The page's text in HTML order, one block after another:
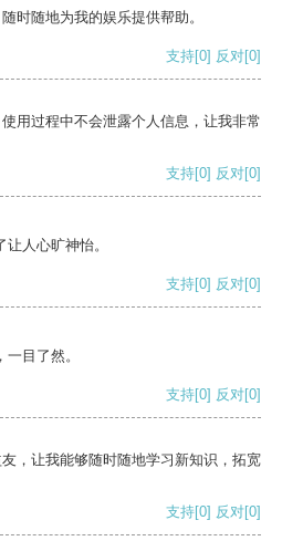
时随地为我的娱乐提供帮助。
支持[0] 反对[0]
用过程中不会泄露个人信息，让我非常
支持[0] 反对[0]
人心旷神怡。
支持[0] 反对[0]
目了然。
支持[0] 反对[0]
，让我能够随时随地学习新知识，拓宽
支持[0] 反对[0]